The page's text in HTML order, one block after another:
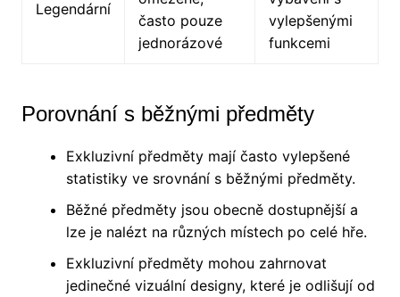
Legendární
často pouze
jednorázové
vylepšenými
funkcemi
Porovnání s běžnými předměty
Exkluzivní předměty mají často vylepšené
statistiky ve srovnání s běžnými předměty.
Běžné předměty jsou obecně dostupnější a
lze je nalézt na různých místech po celé hře.
Exkluzivní předměty mohou zahrnovat
jedinečné vizuální designy, které je odlišují od